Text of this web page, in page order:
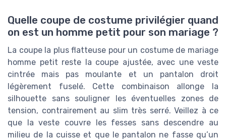
Quelle coupe de costume privilégier quand
on est un homme petit pour son mariage ?
La coupe la plus flatteuse pour un costume de mariage
homme petit reste la coupe ajustée, avec une veste
cintrée mais pas moulante et un pantalon droit
légèrement fuselé. Cette combinaison allonge la
silhouette sans souligner les éventuelles zones de
tension, contrairement au slim très serré. Veillez à ce
que la veste couvre les fesses sans descendre au
milieu de la cuisse et que le pantalon ne fasse qu’un